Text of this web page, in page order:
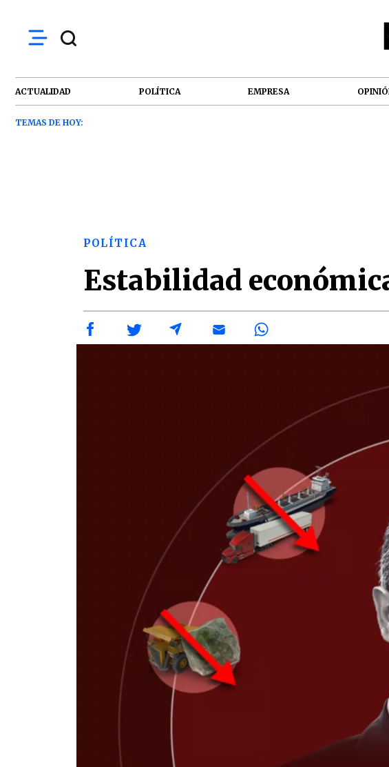
ACTUALIDAD POLÍTICA EMPRESA
TEMAS DE HOY:
POLÍTICA
Estabilidad